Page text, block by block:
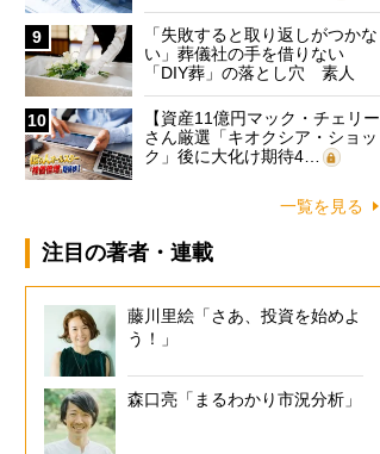
9
「失敗すると取り返しがつかな
い」葬儀社の手を借りない
「DIY葬」の落とし穴 素人
に…
10
【資産11億円マック・チェリー
さん厳選「キオクシア・ショッ
ク」後に大化け期待4…
一覧を見る
注目の著者・連載
藤川里絵「さあ、投資を始めよ
う！」
森口亮「まるわかり市況分析」